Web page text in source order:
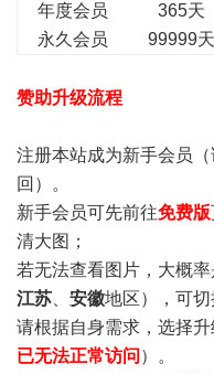
年度会员
365天
永久会员
99999天
赞助升级流程
注册本站成为新手会员
回）。
新手会员可先前往免费版
清大图；
若无法查看图片，大概
江苏
安徽地区），可切
请根据自身需求，选择
已无法正常访问 ）。